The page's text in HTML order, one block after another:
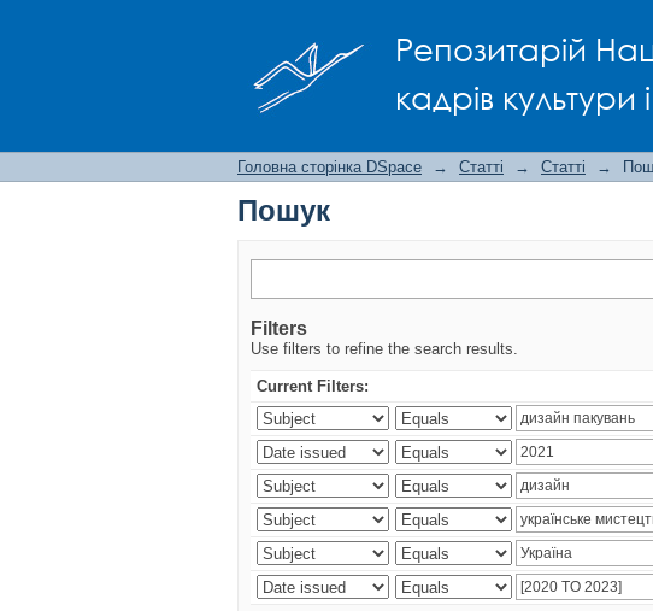
Репозитарій
кадрів
Головна сторінка DSpace → Статті → Статті →
Пошук
Filters
Use filters to refine the search results.
Current Filters: